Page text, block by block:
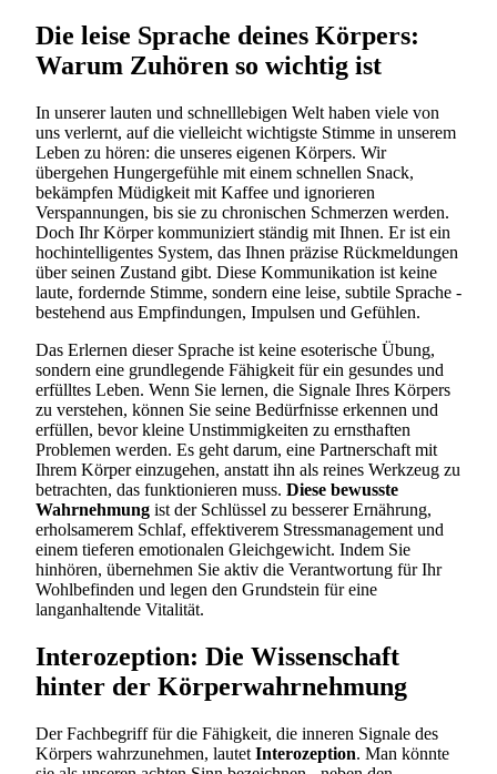
Die leise Sprache deines Körpers:
Warum Zuhören so wichtig ist
In unserer lauten und schnelllebigen Welt haben viele von
uns verlernt, auf die vielleicht wichtigste Stimme in unserem
Leben zu hören: die unseres eigenen Körpers. Wir
übergehen Hungergefühle mit einem schnellen Snack,
bekämpfen Müdigkeit mit Kaffee und ignorieren
Verspannungen, bis sie zu chronischen Schmerzen werden.
Doch Ihr Körper kommuniziert ständig mit Ihnen. Er ist ein
hochintelligentes System, das Ihnen präzise Rückmeldungen
über seinen Zustand gibt. Diese Kommunikation ist keine
laute, fordernde Stimme, sondern eine leise, subtile Sprache -
bestehend aus Empfindungen, Impulsen und Gefühlen.
Das Erlernen dieser Sprache ist keine esoterische Übung,
sondern eine grundlegende Fähigkeit für ein gesundes und
erfülltes Leben. Wenn Sie lernen, die Signale Ihres Körpers
zu verstehen, können Sie seine Bedürfnisse erkennen und
erfüllen, bevor kleine Unstimmigkeiten zu ernsthaften
Problemen werden. Es geht darum, eine Partnerschaft mit
Ihrem Körper einzugehen, anstatt ihn als reines Werkzeug zu
betrachten, das funktionieren muss. Diese bewusste
Wahrnehmung ist der Schlüssel zu besserer Ernährung,
erholsamerem Schlaf, effektiverem Stressmanagement und
einem tieferen emotionalen Gleichgewicht. Indem Sie
hinhören, übernehmen Sie aktiv die Verantwortung für Ihr
Wohlbefinden und legen den Grundstein für eine
langanhaltende Vitalität.
Interozeption: Die Wissenschaft
hinter der Körperwahrnehmung
Der Fachbegriff für die Fähigkeit, die inneren Signale des
Körpers wahrzunehmen, lautet Interozeption. Man könnte